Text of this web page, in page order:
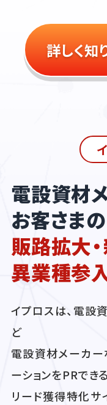
詳しく知
電設資材
お客さまの
販路拡大
異業種参
イプロスは、電設
ど
電設資材メーカ
ーションをPRできる
リード獲得特化